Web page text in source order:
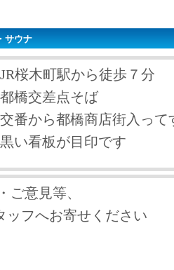
サウナ
JR桜木町駅から徒歩７分
都橋交差点そば
交番から都橋商店街入って
黒い看板が目印です
ご意見等、
ッフへお寄せください